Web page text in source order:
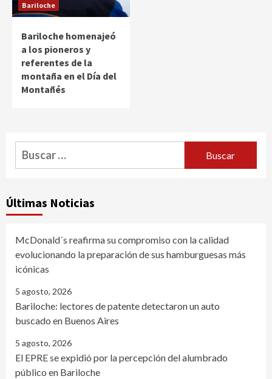
Bariloche
Bariloche homenajeó
a los pioneros y
referentes de la
montaña en el Día del
Montañés
Buscar:
Últimas Noticias
McDonald´s reafirma su compromiso con la calidad
evolucionando la preparación de sus hamburguesas más
icónicas
5 agosto, 2026
Bariloche: lectores de patente detectaron un auto
buscado en Buenos Aires
5 agosto, 2026
El EPRE se expidió por la percepción del alumbrado
público en Bariloche